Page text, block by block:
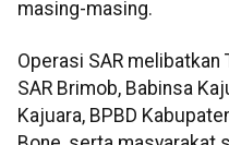
masing-masing.
Operasi SAR melibatkan
SAR Brimob, Babinsa
Kajuara, BPBD